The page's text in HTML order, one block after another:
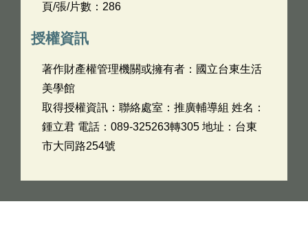
頁/張/片數：286
授權資訊
著作財產權管理機關或擁有者：國立台東生活
美學館
取得授權資訊：聯絡處室：推廣輔導組 姓名：
鍾立君 電話：089-325263轉305 地址：台東
市大同路254號